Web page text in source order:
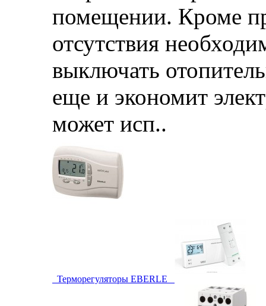
помещении. Кроме
отсутствия
выключать
еще и экономит
может исп..
Терморегуляторы EBERLE